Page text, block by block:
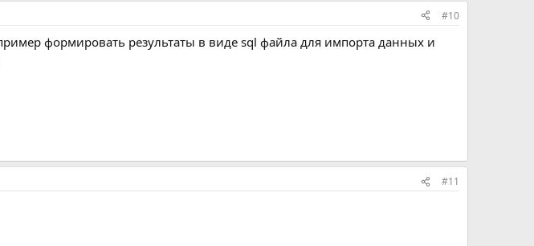
#10
формировать результаты в виде sql файла для импорта данных и
#11